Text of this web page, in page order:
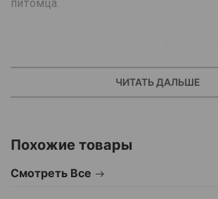
питомца.
питательность и усваиваемость
Корм содержит экстракт душицы,
кроликов.
ЧИТАТЬ ДАЛЬШЕ
Похожие товары
Смотреть Все